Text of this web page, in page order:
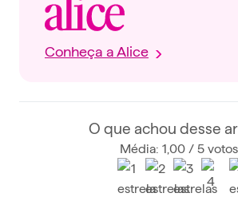
Conheça a Alice
O que achou desse
Média: 1,00 / 5 votos